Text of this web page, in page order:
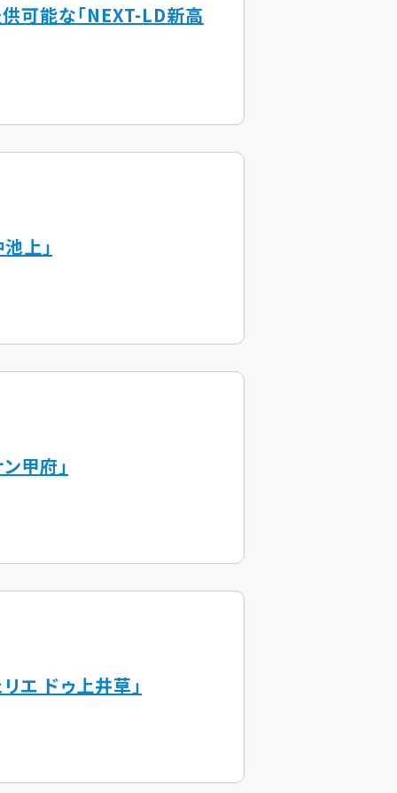
可能な「NEXT-LD新高
上」
甲府」
エ ドゥ上井草」